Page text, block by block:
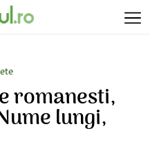
romanesti,
lungi,